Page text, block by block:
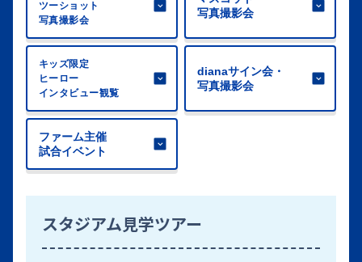
ツーショット
写真撮影会
写真撮影会
キッズ限定
ヒーロー
インタビュー観覧
dianaサイン会・
写真撮影会
ファーム主催
試合イベント
スタジアム見学ツアー